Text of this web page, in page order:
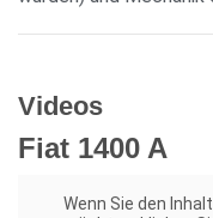
Videos
Fiat 1400 A
Wenn Sie den